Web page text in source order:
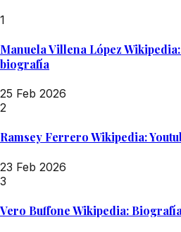
1
Manuela Villena López
biografía
25 Feb 2026
2
Ramsey Ferrero Wikipedia:
23 Feb 2026
3
Vero Buffone Wikipedia: